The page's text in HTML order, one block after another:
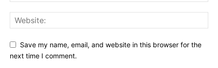
Save my name, email, and website in this browser for the
next time I comment.